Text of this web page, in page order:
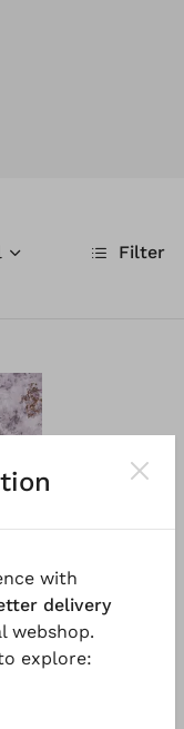
Filter
with
delivery
webshop.
explore: